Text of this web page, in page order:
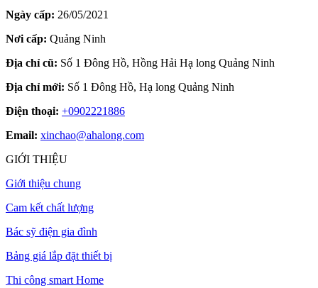
Ngày cấp: 26/05/2021
Nơi cấp: Quảng Ninh
Địa chỉ cũ: Số 1 Đông Hồ, Hồng Hải Hạ long Quảng Ninh
Địa chỉ mới: Số 1 Đông Hồ, Hạ long Quảng Ninh
Điện thoại: +0902221886
Email: xinchao@ahalong.com
GIỚI THIỆU
Giới thiệu chung
Cam kết chất lượng
Bác sỹ điện gia đình
Bảng giá lắp đặt thiết bị
Thi công smart Home